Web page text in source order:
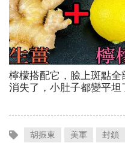
胡振東 美軍 封鎖